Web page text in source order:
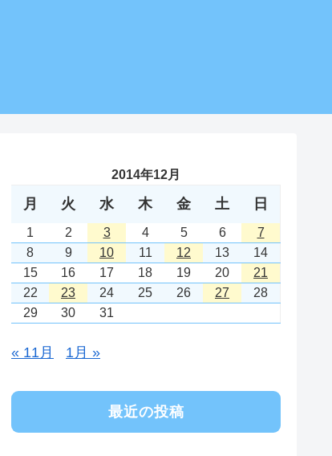
2014年12月
月 火 水 木 金 土 日
1 2 3 4 5 6
7
8
9 10 11 12 13
14
15
16 17 18 19 20
21
22
23 24 25 26 27
28
29
30 31
« 11月 1月 »
最近の投稿